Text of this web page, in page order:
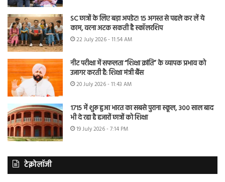
SC छात्रों के लिए बड़ा अपडेट! 15 अगस्त से पहले कर लें ये
काम, वरना अटक सकती है स्कॉलरशिप
22 July 2026 - 11:54 AM
नीट परीक्षा में सफलता “शिक्षा क्रांति” के व्यापक प्रभाव को
उजागर करती है: शिक्षा मंत्री बैंस
20 July 2026 - 11:43 AM
1715 में शुरू हुआ भारत का सबसे पुराना स्कूल, 300 साल बाद
भी दे रहा है हजारों छात्रों को शिक्षा
19 July 2026 - 7:14 PM
टेक्नोलॉजी